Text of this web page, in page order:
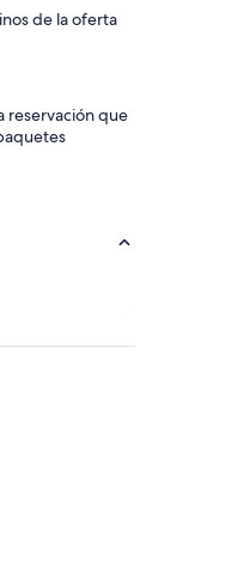
de la oferta
reservación que